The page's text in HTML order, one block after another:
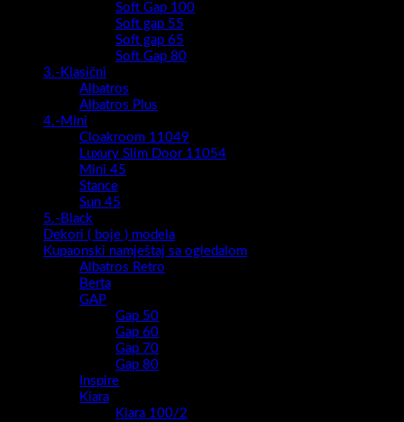
Soft Gap 100
Soft gap 55
Soft gap 65
Soft Gap 80
3.-Klasični
Albatros
Albatros Plus
4.-Mini
Cloakroom 11049
Luxury Slim Door 11054
Mini 45
Stance
Sun 45
5.-Black
Dekori ( boje ) modela
Kupaonski namještaj sa ogledalom
Albatros Retro
Berta
GAP
Gap 50
Gap 60
Gap 70
Gap 80
Inspire
Kiara
Kiara 100/2